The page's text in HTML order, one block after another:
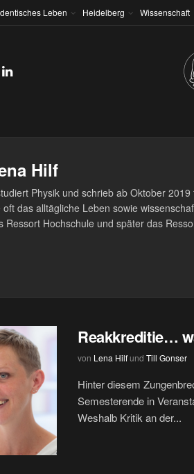
Leben Heidelberg Wissenschaft
Hilf
Physik und schrieb ab Oktober
oft das alltägliche Leben sowie
Ressort Hochschule und später das
Reakkreditie…
von Lena Hilfund Till Gonser
Hinter diesem
Semesterende in
Weshalb Kritik an der...